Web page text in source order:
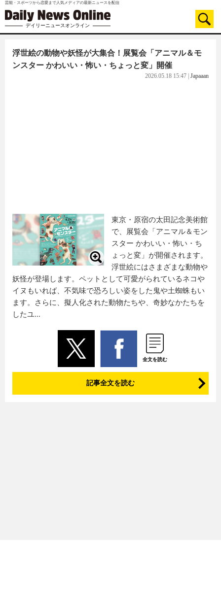
芸能・スポーツから恋愛まで人気メディアの最新ニュースを配信
デイリーニュースオンライン
浮世絵の動物や妖怪が大集合！展覧会「アニマル＆モ
ンスター かわいい・怖い・ちょっと変」開催
2026.05.18 15:47 Japaaan
東京・原宿の太田記念美術館
で、展覧会「アニマル＆モン
スター かわいい・怖い・ち
ょっと変」が開催されます。
浮世絵にはさまざまな動物や
妖怪が登場します。ペットとして可愛がられているネコや
イヌもいれば、不気味で恐ろしい姿をした鬼や土蜘蛛もい
ます。さらに、擬人化された動物たちや、奇妙なかたちを
したユ...
全文を読む
記事全文を読む